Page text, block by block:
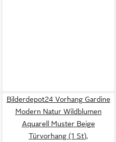
Bilderdepot24 Vorhang Gardine
Modern Natur Wildblumen
Aquarell Muster Beige
Türvorhang (1 St),